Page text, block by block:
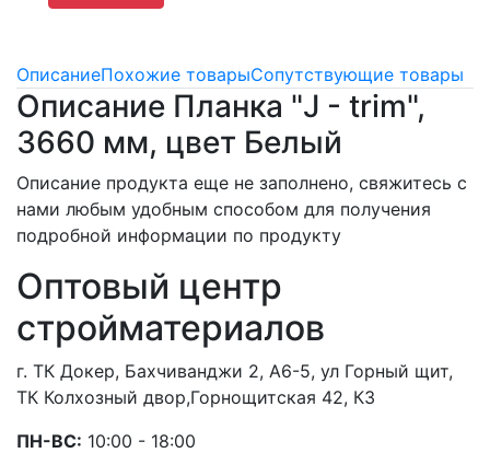
ОписаниеПохожие товарыСопутствующие товары
Описание Планка "J - trim",
3660 мм, цвет Белый
Описание продукта еще не заполнено, свяжитесь с
нами любым удобным способом для получения
подробной информации по продукту
Оптовый центр
стройматериалов
г. ТК Докер, Бахчиванджи 2, А6-5, ул Горный щит,
ТК Колхозный двор,Горнощитская 42, К3
ПН-ВС: 10:00 - 18:00